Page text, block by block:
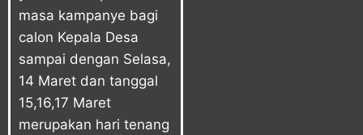
masa kampanye bagi
calon Kepala Desa
sampai dengan Selasa,
14 Maret dan tanggal
15,16,17 Maret
merupakan hari tenang